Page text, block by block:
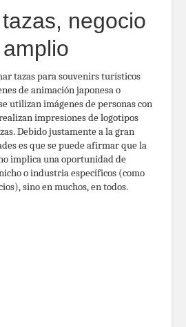
negocio
tazas para souvenirs turísticos
de animación japonesa o
utilizan imágenes de personas con
impresiones de logotipos
Debido justamente a la gran
es que se puede afirmar que la
implica una oportunidad de
o industria específicos (como
sino en muchos, en todos.